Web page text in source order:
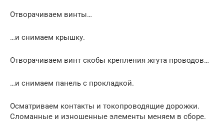
Отворачиваем винты…
…и снимаем крышку.
Отворачиваем винт скобы крепления жгута проводов…
…и снимаем панель с прокладкой.
Осматриваем контакты и токопроводящие дорожки.
Сломанные и изношенные элементы меняем в сборе.